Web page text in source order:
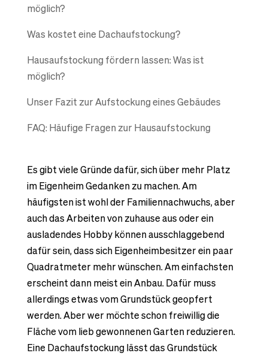
möglich?
Was kostet eine Dachaufstockung?
Hausaufstockung fördern lassen: Was ist
möglich?
Unser Fazit zur Aufstockung eines Gebäudes
FAQ: Häufige Fragen zur Hausaufstockung
Es gibt viele Gründe dafür, sich über mehr Platz
im Eigenheim Gedanken zu machen. Am
häufigsten ist wohl der Familiennachwuchs, aber
auch das Arbeiten von zuhause aus oder ein
ausladendes Hobby können ausschlaggebend
dafür sein, dass sich Eigenheimbesitzer ein paar
Quadratmeter mehr wünschen. Am einfachsten
erscheint dann meist ein Anbau. Dafür muss
allerdings etwas vom Grundstück geopfert
werden. Aber wer möchte schon freiwillig die
Fläche vom lieb gewonnenen Garten reduzieren.
Eine Dachaufstockung lässt das Grundstück